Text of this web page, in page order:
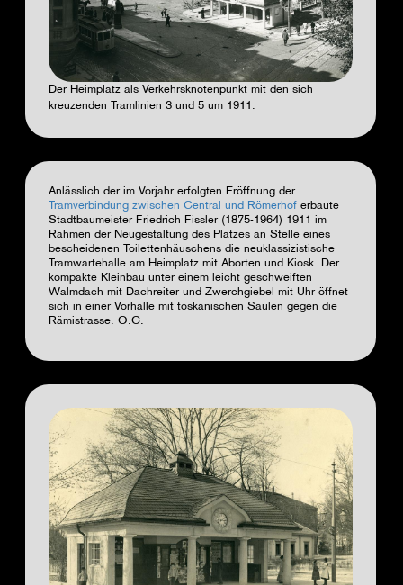
Der Heimplatz als Verkehrsknotenpunkt mit den sich
kreuzenden Tramlinien 3 und 5 um 1911.
Anlässlich der im Vorjahr erfolgten Eröffnung der
Tramverbindung zwischen Central und Römerhof erbaute
Stadtbaumeister Friedrich Fissler (1875-1964) 1911 im
Rahmen der Neugestaltung des Platzes an Stelle eines
bescheidenen Toilettenhäuschens die neuklassizistische
Tramwartehalle am Heimplatz mit Aborten und Kiosk. Der
kompakte Kleinbau unter einem leicht geschweiften
Walmdach mit Dachreiter und Zwerchgiebel mit Uhr öffnet
sich in einer Vorhalle mit toskanischen Säulen gegen die
Rämistrasse. O.C.